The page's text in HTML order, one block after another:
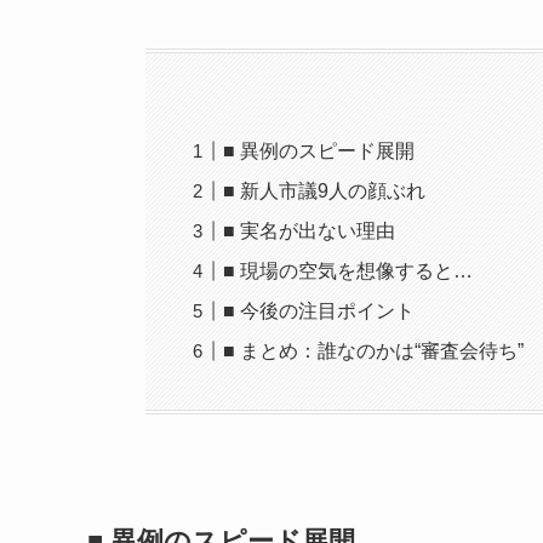
■ 異例のスピード展開
■ 新人市議9人の顔ぶれ
■ 実名が出ない理由
■ 現場の空気を想像すると…
■ 今後の注目ポイント
■ まとめ：誰なのかは“審査会待ち”